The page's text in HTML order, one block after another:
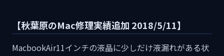
【秋葉原のMac修理実績追加 2018/5/11】
MacbookAir11インチの液晶に少しだけ液漏れがある状